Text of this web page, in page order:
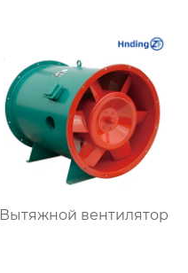
Вытяжной вентилятор